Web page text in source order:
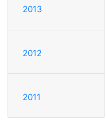
2013
2012
2011